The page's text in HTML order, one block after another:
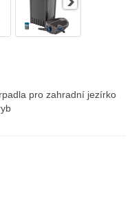
pro zahradní jezírko